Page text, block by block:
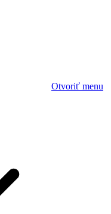
Otvoriť menu